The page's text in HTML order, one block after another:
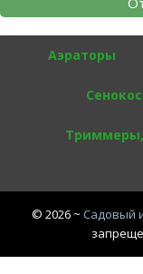
Аэраторы
© 2026 ~ Садовый